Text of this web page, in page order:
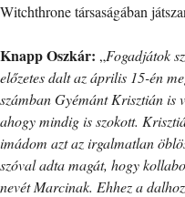
Witchthrone társaságában
Knapp Oszkár: „Fogadjátok
előzetes dalt az április 15-én
számban Gyémánt Krisztián is
ahogy mindig is szokott.
imádom azt az irgalmatlan
szóval adta magát, hogy
nevét Marcinak. Ehhez a